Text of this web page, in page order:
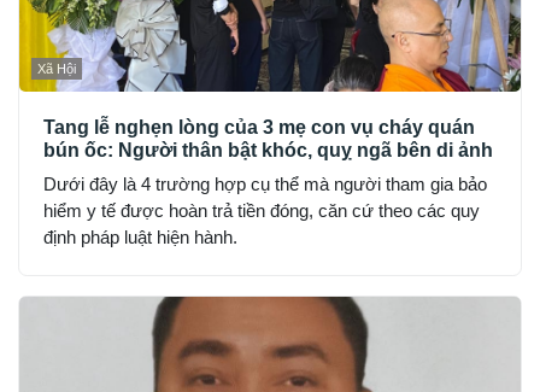
Xã Hội
Tang lễ nghẹn lòng của 3 mẹ con vụ cháy quán
bún ốc: Người thân bật khóc, quỵ ngã bên di ảnh
Dưới đây là 4 trường hợp cụ thể mà người tham gia bảo
hiểm y tế được hoàn trả tiền đóng, căn cứ theo các quy
định pháp luật hiện hành.